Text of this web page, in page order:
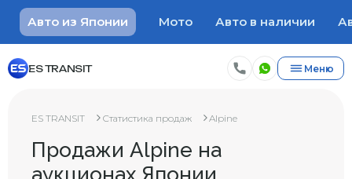
Авто из Японии Мото Авто в наличии
ES TRANSIT Меню
ES TRANSIT Статистика продаж Alpine
Продажи Alpine на
аукционах Японии